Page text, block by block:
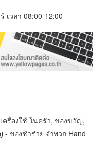
เวลา 08:00-12:00
ครื่องใช้ ในครัว, ของขวัญ,
ของชำร่วย จำพวก Hand